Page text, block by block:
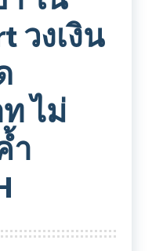
วงเงิน
ไม่
ำ